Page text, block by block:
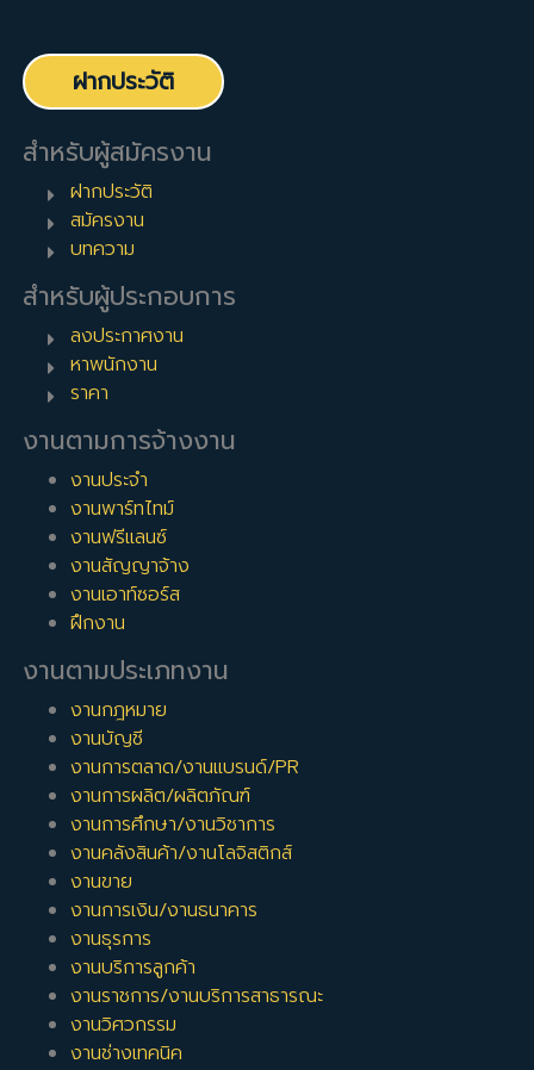
ฝากประวัติ
สำหรับผู้สมัครงาน
ฝากประวัติ
สมัครงาน
บทความ
สำหรับผู้ประกอบการ
ลงประกาศงาน
หาพนักงาน
ราคา
งานตามการจ้างงาน
งานประจำ
งานพาร์ทไทม์
งานฟรีแลนซ์
งานสัญญาจ้าง
งานเอาท์ซอร์ส
ฝึกงาน
งานตามประเภทงาน
งานกฎหมาย
งานบัญชี
งานการตลาด/งานแบรนด์/PR
งานการผลิต/ผลิตภัณฑ์
งานการศึกษา/งานวิชาการ
งานคลังสินค้า/งานโลจิสติกส์
งานขาย
งานการเงิน/งานธนาคาร
งานธุรการ
งานบริการลูกค้า
งานราชการ/งานบริการสาธารณะ
งานวิศวกรรม
งานช่างเทคนิค